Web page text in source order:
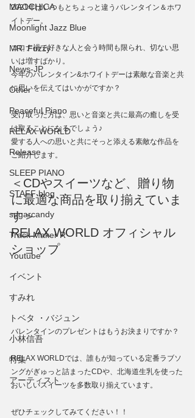
MAOCHICA
Moonlight Jazz Blue
MR. Fuzzy
News-JP
Other
Peaceful Piano
RELAX WORLD
Release
SLEEP PIANO
STAFF blog
sugarcandy
Track Maker R
Youtube
イベント
すみれ
トベタ ・バジュン
小林信吾
特集
アーティスト
2021年はいつもとちょっと違うバレンタイン＆ホワ
イトデー。
コロナ禍で好きな人と会う時間も限られ、切ない思
いは増すばかり。
今年のバレンタイン&ホワイトデーは素敵な音楽と共
に思いを伝えてはいかがですか？
受け取った方は、思いと音楽と共に最高の癒しを受
け取ることになるでしょう♪
愛する人への思いと共にそっと添える素敵な作品を
ご紹介します。
＜CDやスイーツなど、贈り物
に最適な商品を取り揃えていま
す＞
RELAX WORLD オフィシャル
ショップ
バレンタインのプレゼントはもうお決まりですか？
RELAX WORLDでは、誰もが知っている定番ラブソ
ングがぎゅっと詰まったCDや、北海道生乳を使った
おいしいスイーツを多数取り揃えています。
​​​​​​​ぜひチェックしてみてください！！